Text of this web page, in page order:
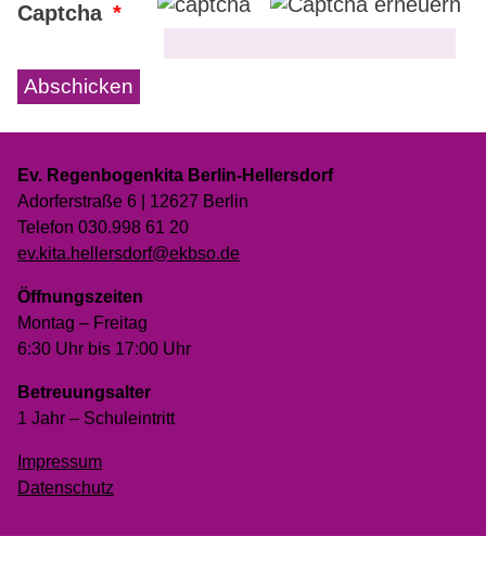
Captcha
Ev. Regenbogenkita Berlin-Hellersdorf
Adorferstraße 6 | 12627 Berlin
Telefon 030.998 61 20
ev.kita.hellersdorf@ekbso.de
Öffnungszeiten
Montag – Freitag
6:30 Uhr bis 17:00 Uhr
Betreuungsalter
1 Jahr – Schuleintritt
Impressum
Datenschutz